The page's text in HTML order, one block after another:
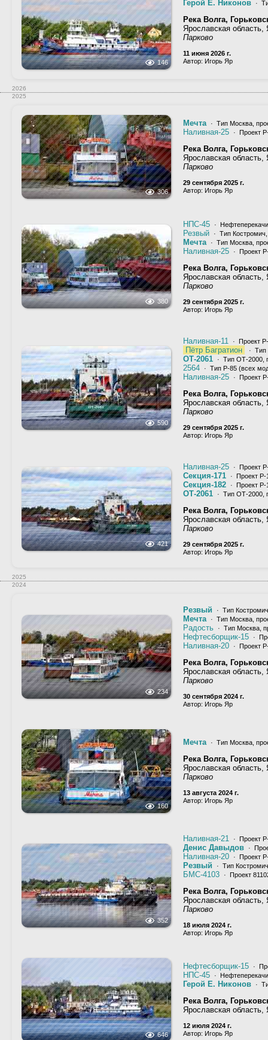
146
Герой Е. Никонов ·
Река Волга,
Ярославская область,
Парково
11 июня 2026 г.
Автор: Игорь Яр
2026
2025
306
Мечта · Тип Москва,
Наливная-25 · Проект
Река Волга,
Ярославская область,
Парково
29 сентября 2025 г.
Автор: Игорь Яр
380
НПС-45 ·
Резвый · Тип
Мечта · Тип Москва,
Наливная-25 · Проект
Река Волга,
Ярославская область,
Парково
29 сентября 2025 г.
Автор: Игорь Яр
590
Наливная-11 · Проект
Пётр Багратион · Тип
ОТ-2061 · Тип ОТ-2000,
2564 · Тип Р-85 (всех
Наливная-25 · Проект
Река Волга,
Ярославская область,
Парково
29 сентября 2025 г.
Автор: Игорь Яр
421
Наливная-25 · Проект
Секция-171 · Проект
Секция-182 · Проект
ОТ-2061 · Тип ОТ-2000,
Река Волга,
Ярославская область,
Парково
29 сентября 2025 г.
Автор: Игорь Яр
2025
2024
234
Резвый · Тип
Мечта · Тип Москва,
Радость · Тип Москва,
Нефтесборщик-15 ·
Наливная-20 · Проект
Река Волга,
Ярославская область,
Парково
30 сентября 2024 г.
Автор: Игорь Яр
160
Мечта · Тип Москва,
Река Волга,
Ярославская область,
Парково
13 августа 2024 г.
Автор: Игорь Яр
352
Наливная-21 · Проект
Денис Давыдов ·
Наливная-20 · Проект
Резвый · Тип
БМС-4103 · Проект
Река Волга,
Ярославская область,
Парково
18 июля 2024 г.
Автор: Игорь Яр
646
Нефтесборщик-15 ·
НПС-45 ·
Герой Е. Никонов ·
Река Волга,
Ярославская область,
12 июля 2024 г.
Автор: Игорь Яр